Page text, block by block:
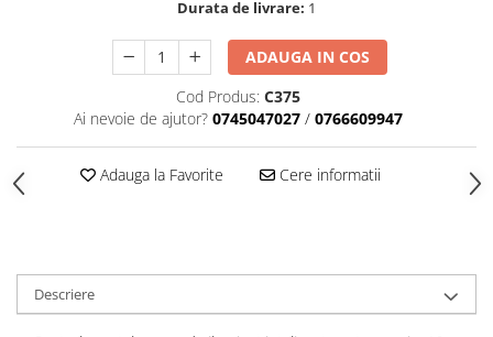
Oglinda led
Plafoniera smart
Iluminat stradal LED
Lustra led <50w ( max15mp)
Durata de livrare: 1
ADAUGA IN COS
Cod Produs: C375
Ai nevoie de ajutor? 0745047027 / 0766609947
Adauga la Favorite Cere informatii
Descriere